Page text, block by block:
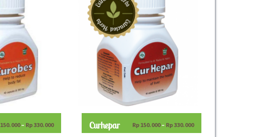
150.000– Rp330.000 Curhepar Rp150.000– Rp330.000